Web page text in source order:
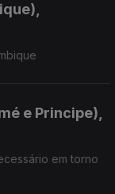
e Principe),
em torno